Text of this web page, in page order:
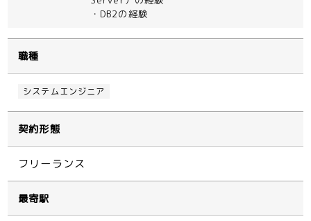
・DB2の経験
職種
システムエンジニア
契約形態
フリーランス
最寄駅